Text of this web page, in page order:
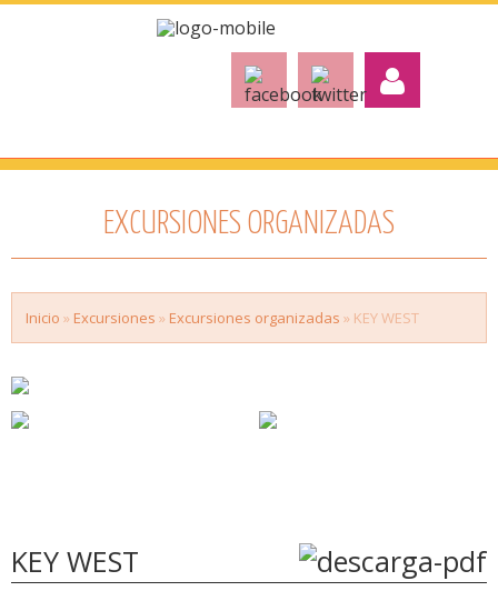
EXCURSIONES ORGANIZADAS
Inicio » Excursiones » Excursiones organizadas » KEY WEST
KEY WEST